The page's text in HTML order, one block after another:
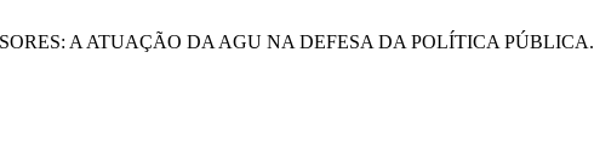
A ATUAÇÃO DA AGU NA DEFESA DA POLÍTICA PÚBLICA.